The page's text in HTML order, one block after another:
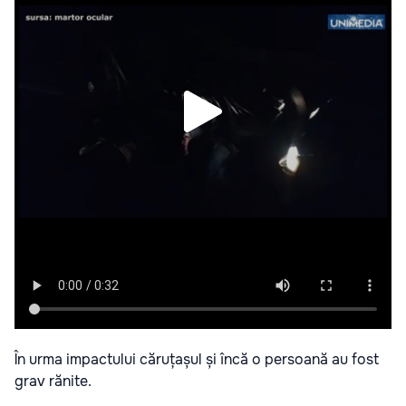
În urma impactului căruțașul și încă o persoană au fost
grav rănite.